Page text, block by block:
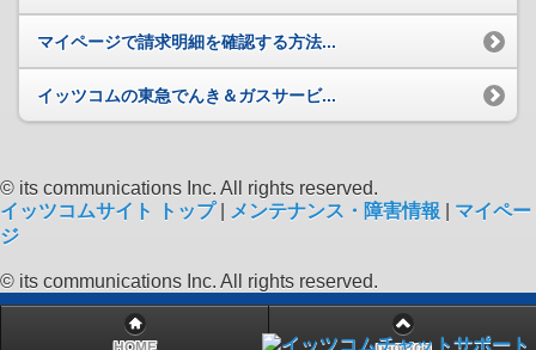
マイページで請求明細を確認する方法...
イッツコムの東急でんき＆ガスサービ...
© its communications Inc. All rights reserved.
イッツコムサイト トップ
メンテナンス・障害情報
マイペー
ジ
© its communications Inc. All rights reserved.